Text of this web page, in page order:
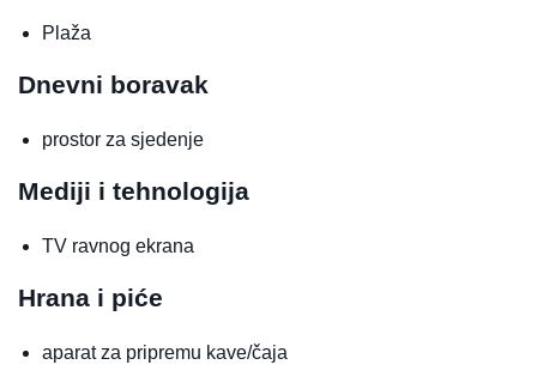
Plaža
Dnevni boravak
prostor za sjedenje
Mediji i tehnologija
TV ravnog ekrana
Hrana i piće
aparat za pripremu kave/čaja